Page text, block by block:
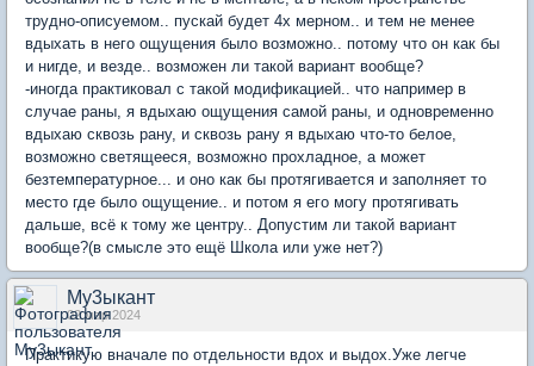
трудно-описуемом.. пускай будет 4х мерном.. и тем не менее
вдыхать в него ощущения было возможно.. потому что он как бы
и нигде, и везде.. возможен ли такой вариант вообще?
-иногда практиковал с такой модификацией.. что например в
случае раны, я вдыхаю ощущения самой раны, и одновременно
вдыхаю сквозь рану, и сквозь рану я вдыхаю что-то белое,
возможно светящееся, возможно прохладное, а может
безтемпературное... и оно как бы протягивается и заполняет то
место где было ощущение.. и потом я его могу протягивать
дальше, всё к тому же центру.. Допустим ли такой вариант
вообще?(в смысле это ещё Школа или уже нет?)
Му3ыкант
02 мар 2024
Практикую вначале по отдельности вдох и выдох.Уже легче